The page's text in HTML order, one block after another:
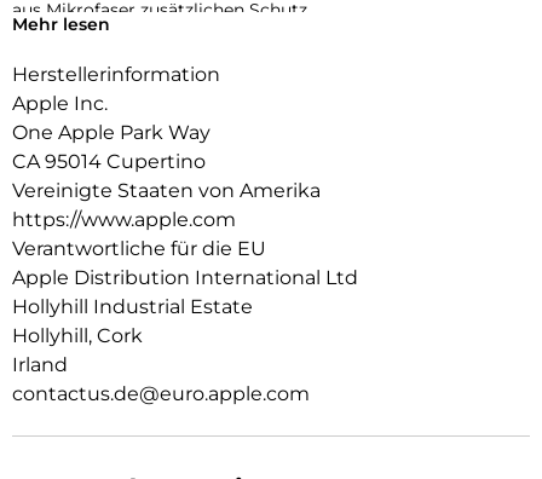
aus Mikrofaser zusätzlichen Schutz.
Es kommt mit Saphirglas mit einer leitenden Schicht, die die
Bewegungen deines Fingers zur Kamerasteuerung
überträgt.
Mit integrierten Magneten, die sich perfekt am iPhone 17 Pro
ausrichten, hält das Case ganz einfach und sorgt für
schnelleres kabel­loses Laden. Lass dein iPhone beim Laden
einfach im Case und docke dein MagSafe Ladegerät an oder
leg es auf dein Qi2 25W oder Qi zertifiziertes Ladegerät.
Wie jedes von Apple entwickelte Case durchläuft es im Laufe
des Design‑ und Fertigungs­prozesses Tausende von
Teststunden. Deshalb sieht es nicht nur großartig aus,
sondern ist auch dafür gemacht, dein iPhone vor Kratzern
und bei Stürzen zu schützen.
Mehr lesen
Herstellerinformation
Apple Inc.
One Apple Park Way
CA 95014 Cupertino
Vereinigte Staaten von Amerika
https://www.apple.com
Verantwortliche für die EU
Apple Distribution International Ltd
Hollyhill Industrial Estate
Hollyhill, Cork
Irland
contactus.de@euro.apple.com